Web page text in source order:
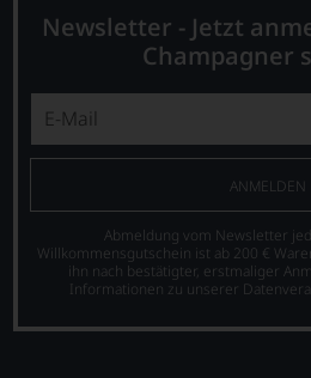
Newsletter - Jetzt
Champagner
ANMELDEN
Abmeldung vom Newsletter
Willkommensgutschein ist ab 200 €
ihn nach bestätigter, erstmaliger
Informationen zu unserer